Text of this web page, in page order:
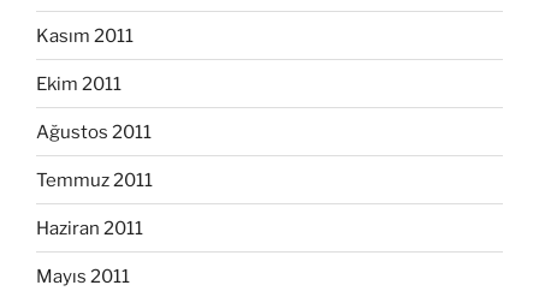
Kasım 2011
Ekim 2011
Ağustos 2011
Temmuz 2011
Haziran 2011
Mayıs 2011